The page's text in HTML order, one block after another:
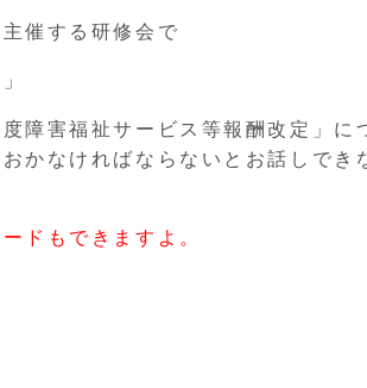
催する研修会で
障害福祉サービス等報酬改定」に
かなければならないとお話しでき
ドもできますよ。